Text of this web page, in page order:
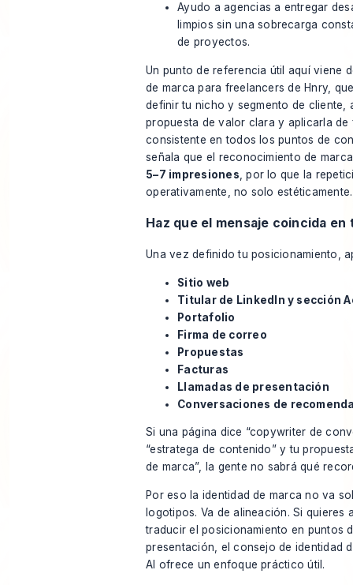
Ayudo a agencias a entregar
limpios sin una sobrecarga
de proyectos.
Un punto de referencia útil aquí viene
de marca para freelancers de Hnry ,
definir tu nicho y segmento de cliente,
propuesta de valor clara y aplicarla de
consistente en todos los puntos de
señala que el reconocimiento de
5–7 impresiones , por lo que la
operativamente, no solo estéticamente.
Haz que el mensaje coincida
Una vez definido tu posicionamiento,
Sitio web
Titular de LinkedIn y sección
Portafolio
Firma de correo
Propuestas
Facturas
Llamadas de presentación
Conversaciones de
Si una página dice “copywriter de
“estratega de contenido” y tu
de marca”, la gente no sabrá qué
Por eso la identidad de marca no va
logotipos. Va de alineación. Si quieres
traducir el posicionamiento en puntos
presentación, el consejo de identidad
AI ofrece un enfoque práctico útil.